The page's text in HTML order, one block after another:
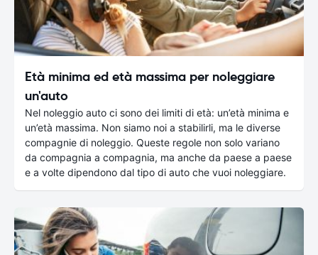
Età minima ed età massima per noleggiare
un'auto
Nel noleggio auto ci sono dei limiti di età: un’età minima e
un’età massima. Non siamo noi a stabilirli, ma le diverse
compagnie di noleggio. Queste regole non solo variano
da compagnia a compagnia, ma anche da paese a paese
e a volte dipendono dal tipo di auto che vuoi noleggiare.